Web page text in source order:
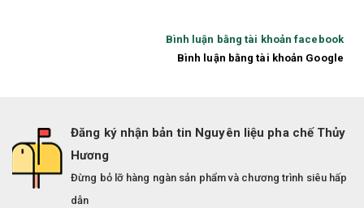
Bình luận bằng tài khoản facebook
Bình luận bằng tài khoản Google
Đăng ký nhận bản tin Nguyên liệu pha chế Thủy
Hương
Đừng bỏ lỡ hàng ngàn sản phẩm và chương trình siêu hấp
dẫn